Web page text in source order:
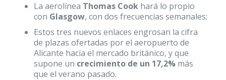
La aerolínea Thomas Cookhará lo propio
con Glasgow, con dos frecuencias semanales;
Estos tres nuevos enlaces engrosan la cifra
de plazas ofertadas por el aeropuerto de
Alicante hacia el mercado británico, y que
supone un crecimiento de un 17,2%más
que el verano pasado.